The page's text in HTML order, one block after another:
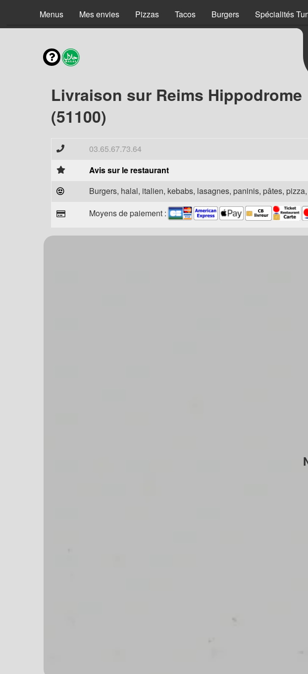
Menus Mes envies Pizzas Tacos Burgers Spécialités
Livraison sur Reims Hippodrome
(51100)
03.65.67.73.64
Avis sur le restaurant
Burgers, halal, italien, kebabs, lasagnes, paninis, pâtes,
Moyens de paiement :